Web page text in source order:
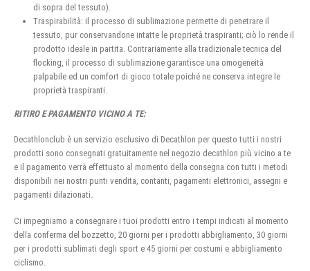
di sopra del tessuto).
Traspirabilità: il processo di sublimazione permette di penetrare il
tessuto, pur conservandone intatte le proprietà traspiranti; ciò lo rende il
prodotto ideale in partita. Contrariamente alla tradizionale tecnica del
flocking, il processo di sublimazione garantisce una omogeneità
palpabile ed un comfort di gioco totale poiché ne conserva integre le
proprietà traspiranti.
RITIRO E PAGAMENTO VICINO A TE:
Decathlonclub è un servizio esclusivo di Decathlon per questo tutti i nostri
prodotti sono consegnati gratuitamente nel negozio decathlon più vicino a te
e il pagamento verrà effettuato al momento della consegna con tutti i metodi
disponibili nei nostri punti vendita, contanti, pagamenti elettronici, assegni e
pagamenti dilazionati.
Ci impegniamo a consegnare i tuoi prodotti entro i tempi indicati al momento
della conferma del bozzetto, 20 giorni per i prodotti abbigliamento, 30 giorni
per i prodotti sublimati degli sport e 45 giorni per costumi e abbigliamento
ciclismo.